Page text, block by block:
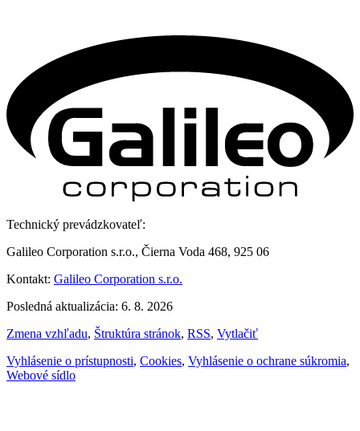
Technický prevádzkovateľ:
Galileo Corporation s.r.o., Čierna Voda 468, 925 06
Kontakt: Galileo Corporation s.r.o.
Posledná aktualizácia: 6. 8. 2026
Zmena vzhľadu, Štruktúra stránok, RSS, Vytlačiť
Vyhlásenie o prístupnosti, Cookies, Vyhlásenie o ochrane súkromia,
Webové sídlo